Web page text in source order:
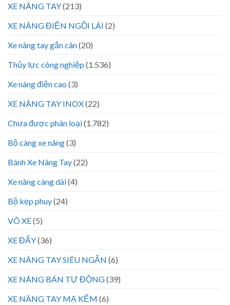
XE NÂNG TAY(213)
XE NÂNG ĐIỆN NGỒI LÁI (2)
Xe nâng tay gắn cân(20)
Thủy lực công nghiệp (1.536)
Xe nâng điện cao (3)
XE NÂNG TAY INOX(22)
Chưa được phân loại(1.782)
Bộ càng xe nâng(3)
Bánh Xe Nâng Tay(22)
Xe nâng càng dài(4)
Bộ kẹp phuy(24)
VÕ XE(5)
XE ĐẨY(36)
XE NÂNG TAY SIÊU NGẮN (6)
XE NÂNG BÁN TỰ ĐỘNG(39)
XE NÂNG TAY MẠ KẼM (6)